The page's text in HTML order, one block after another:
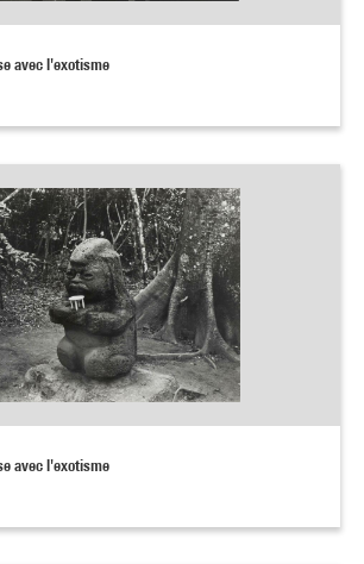
avec l'exotisme
avec l'exotisme